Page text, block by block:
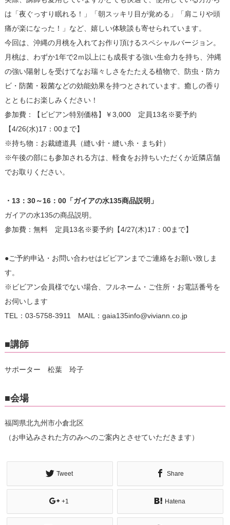
は「夜ぐっすり眠れる！」「朝スッキリ目が覚める」「肩こりや頭
痛が楽になった！」など、嬉しい体験談も寄せられています。
今回は、沖縄の月桃を入れてお作り頂けるスペシャルバージョン。
月桃は、わずか1年で2ｍ以上にも成長する強い生命力を持ち、沖縄
の強い陽射しを受けてなお瑞々しさをたたえる植物で、防虫・防カ
ビ・防菌・殺菌などの効能効果を持つとされています。癒しの香り
とともにお楽しみください！
参加費：【ビビアン特別価格】￥3,000 定員13名※要予約
【4/26(水)17：00まで】
※持ち物：お裁縫道具（縫い針・縫い糸・まち針）
※午後の部にも参加される方は、軽食をお持ちいただくか近隣店舗
でお取りください。
・13：30～16：00「ガイアの水135商品説明」
ガイアの水135の商品説明。
参加費：無料 定員13名※要予約【4/27(木)17：00まで】
●ご予約申込・お問い合わせはビビアンまでご連絡をお願い致しま
す。
※ビビアン会員様でない場合、フルネーム・ご住所・お電話番号を
お伺いします
TEL：03-5758-3911 MAIL：gaia135info@viviann.co.jp
■講師
サポーター 松葉 玲子
■会場
福岡県北九州市小倉北区
（お申込みされた方のみへのご案内とさせていただきます）
Tweet Share
+1 Hatena